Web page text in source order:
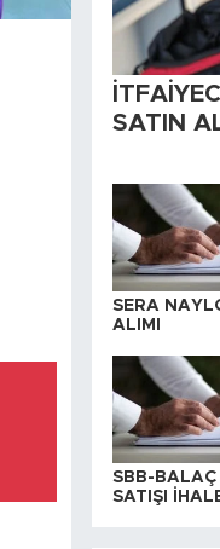
SATIN
SERA
ALIMI
SBB-BALAÇ
SATIŞI